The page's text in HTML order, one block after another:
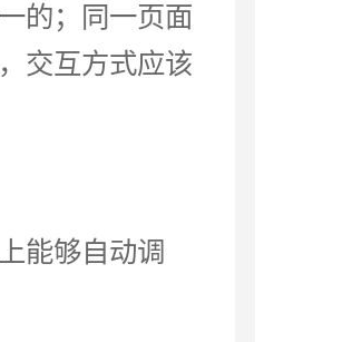
的；同一页面
交互方式应该
能够自动调